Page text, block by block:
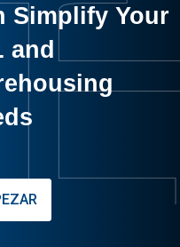
Simplify Your
and